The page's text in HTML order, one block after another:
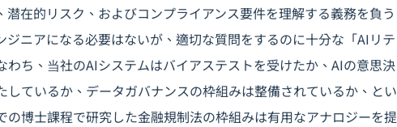
在的リスク、およびコンプライアンス要件を理解する義務を負う
ジニアになる必要はないが、適切な質問をするのに十分な「AIリテ
わち、当社のAIシステムはバイアステストを受けたか、AIの意思決
しているか、データガバナンスの枠組みは整備されているか、とい
の博士課程で研究した金融規制法の枠組みは有用なアナロジーを提